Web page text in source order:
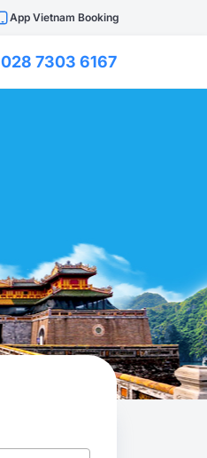
App Vietnam Booking
028 7303 6167